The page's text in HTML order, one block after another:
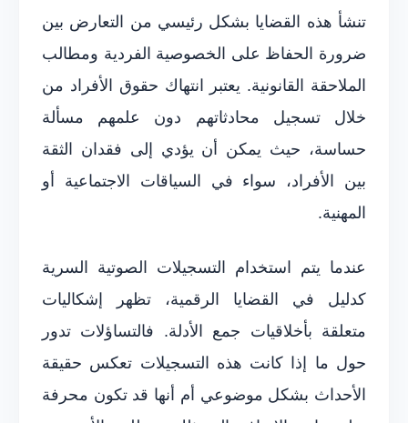
تنشأ هذه القضايا بشكل رئيسي من التعارض بين
ضرورة الحفاظ على الخصوصية الفردية ومطالب
الملاحقة القانونية. يعتبر انتهاك حقوق الأفراد من
خلال تسجيل محادثاتهم دون علمهم مسألة
حساسة، حيث يمكن أن يؤدي إلى فقدان الثقة
بين الأفراد، سواء في السياقات الاجتماعية أو
المهنية.
عندما يتم استخدام التسجيلات الصوتية السرية
كدليل في القضايا الرقمية، تظهر إشكاليات
متعلقة بأخلاقيات جمع الأدلة. فالتساؤلات تدور
حول ما إذا كانت هذه التسجيلات تعكس حقيقة
الأحداث بشكل موضوعي أم أنها قد تكون محرفة